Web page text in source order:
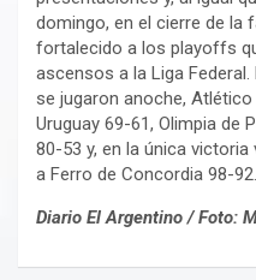
domingo, en el cierre de la
fortalecido a los playoffs
ascensos a la Liga
se jugaron anoche,
Uruguay 69-61, Olimpia de
80-53 y, en la única
a Ferro de Concordia 98-92.
Diario El Argentino / Foto: